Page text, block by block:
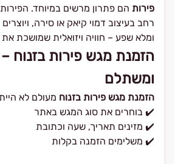
פירות הם פתרון מרשים במיוחד.
רחב בעיצוב דמוי קיאק או סירה,
ומלא שפע – חוויה ויזואלית שמושכת
הזמנת מגש פירות בזנוח
ומשתלם
הזמנת מגש פירות בזנוח מעולם לא
✔️ בוחרים את סוג המגש באתר
✔️ מזינים תאריך, שעה וכתובת
✔️ משלימים הזמנה בקלות